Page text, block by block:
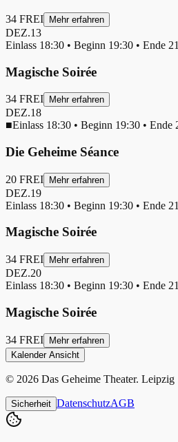
34 FREI Mehr erfahren
DEZ.13
Einlass 18:30 • Beginn 19:30 • Ende
Magische Soirée
34 FREI Mehr erfahren
DEZ.18
■Einlass 18:30 • Beginn 19:30 • Ende
Die Geheime Séance
20 FREI Mehr erfahren
DEZ.19
Einlass 18:30 • Beginn 19:30 • Ende
Magische Soirée
34 FREI Mehr erfahren
DEZ.20
Einlass 18:30 • Beginn 19:30 • Ende
Magische Soirée
34 FREI Mehr erfahren
Kalender Ansicht
© 2026 Das Geheime Theater. Leipzig
Sicherheit DatenschutzAGB